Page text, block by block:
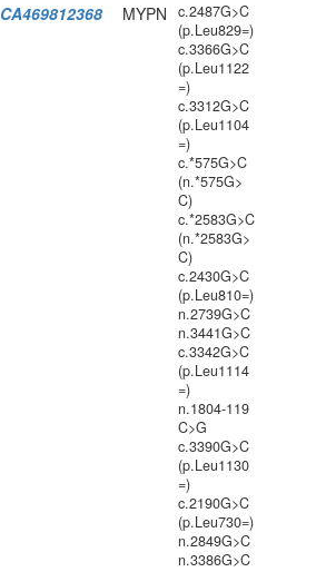
CA469812368 MYPN
c.2487G>C
(p.Leu829=)
c.3366G>C
(p.Leu1122
=)
c.3312G>C
(p.Leu1104
=)
c.*575G>C
(n.*575G>
C)
c.*2583G>C
(n.*2583G>
C)
c.2430G>C
(p.Leu810=)
n.2739G>C
n.3441G>C
c.3342G>C
(p.Leu1114
=)
n.1804-119
C>G
c.3390G>C
(p.Leu1130
=)
c.2190G>C
(p.Leu730=)
n.2849G>C
n.3386G>C